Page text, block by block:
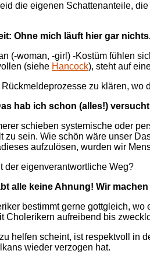
die eigenen Schattenanteile,
Ohne mich läuft hier gar
(-woman, -girl) -Kostüm fühlen
(siehe Hancock), steht auf
zu klären, wo
hab ich schon (alles!)
schieben systemische oder
zu sein. Wie schön wäre unser
aufzulösen, wurden wir
der eigenverantwortliche Weg?
alle keine Ahnung! Wir
bestimmt gerne gottgleich,
Cholerikern aufreibend bis
helfen scheint, ist respektvoll in
wieder verzogen hat.